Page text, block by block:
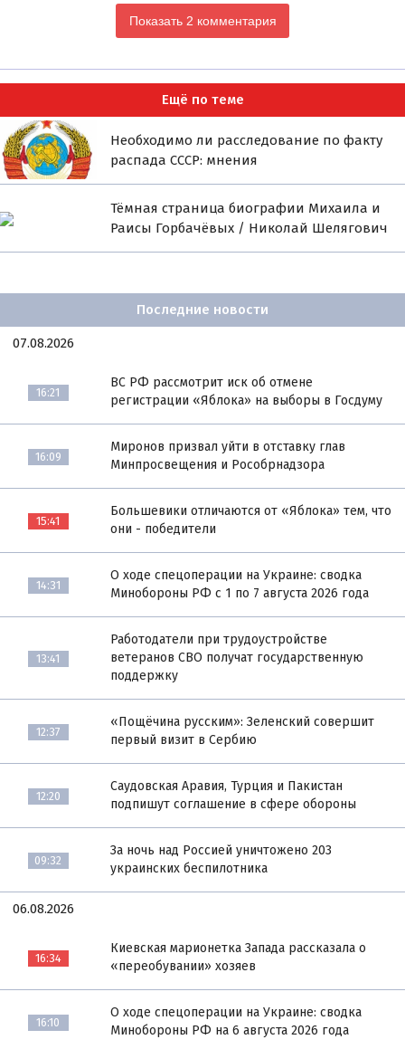
Показать 2 комментария
Ещё по теме
Необходимо ли расследование по факту
распада СССР: мнения
Тёмная страница биографии Михаила и
Раисы Горбачёвых / Николай Шелягович
Последние новости
07.08.2026
16:21
ВС РФ рассмотрит иск об отмене
регистрации «Яблока» на выборы в Госдуму
16:09
Миронов призвал уйти в отставку глав
Минпросвещения и Рособрнадзора
15:41
Большевики отличаются от «Яблока» тем, что
они - победители
14:31
О ходе спецоперации на Украине: сводка
Минобороны РФ с 1 по 7 августа 2026 года
13:41
Работодатели при трудоустройстве
ветеранов СВО получат государственную
поддержку
12:37
«Пощёчина русским»: Зеленский совершит
первый визит в Сербию
12:20
Саудовская Аравия, Турция и Пакистан
подпишут соглашение в сфере обороны
09:32
За ночь над Россией уничтожено 203
украинских беспилотника
06.08.2026
16:34
Киевская марионетка Запада рассказала о
«переобувании» хозяев
16:10
О ходе спецоперации на Украине: сводка
Минобороны РФ на 6 августа 2026 года